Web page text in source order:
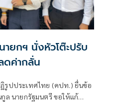
ยกฯ นั่งหัวโต๊ะปรับ
ดค่ากลั่น
รูปประเทศไทย (คปท.) ยื่นข้อ
ล นายกรัฐมนตรี ขอให้แก้